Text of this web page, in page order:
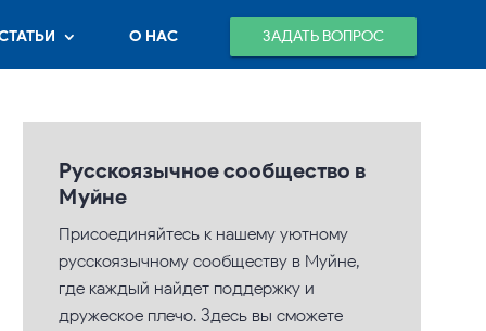
О НАС ЗАДАТЬ ВОПРОС
Русскоязычное сообщество в
Муйне
Присоединяйтесь к нашему уютному
русскоязычному сообществу в Муйне,
где каждый найдет поддержку и
дружеское плечо. Здесь вы сможете